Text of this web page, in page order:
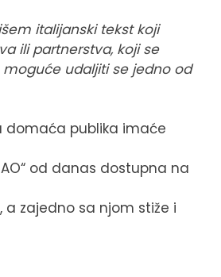
italijanski tekst koji
ili partnerstva, koji se
udaljiti se jedno od
domaća publika imaće
od danas dostupna na
zajedno sa njom stiže i